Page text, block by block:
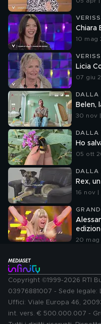
Chiara
10 mag
Licia
07 giu
DALLA
Belen,
30 nov
DALLA
Ho
05 ott
DALLA
Rex,
16 nov |
20 mag
Copyright ©1999-2026 RTI
03976881007 - Sede legale:
Uffici: Viale Europa 46,
int. vers. € 500.000.007 -